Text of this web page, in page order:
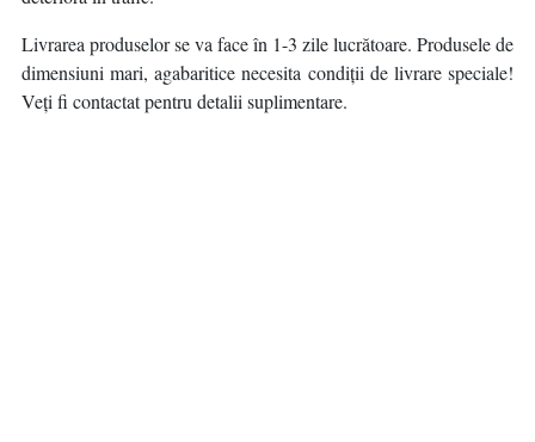
Livrarea produselor se va face în 1-3 zile lucrătoare. Produsele de
dimensiuni mari, agabaritice necesita condiții de livrare speciale!
Veți fi contactat pentru detalii suplimentare.